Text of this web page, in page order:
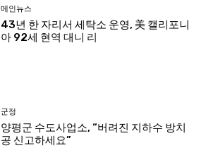
메인뉴스
43년 한 자리서 세탁소 운영, 美 캘리포니
아 92세 현역 대니 리
군정
양평군 수도사업소, “버려진 지하수 방치
공 신고하세요”